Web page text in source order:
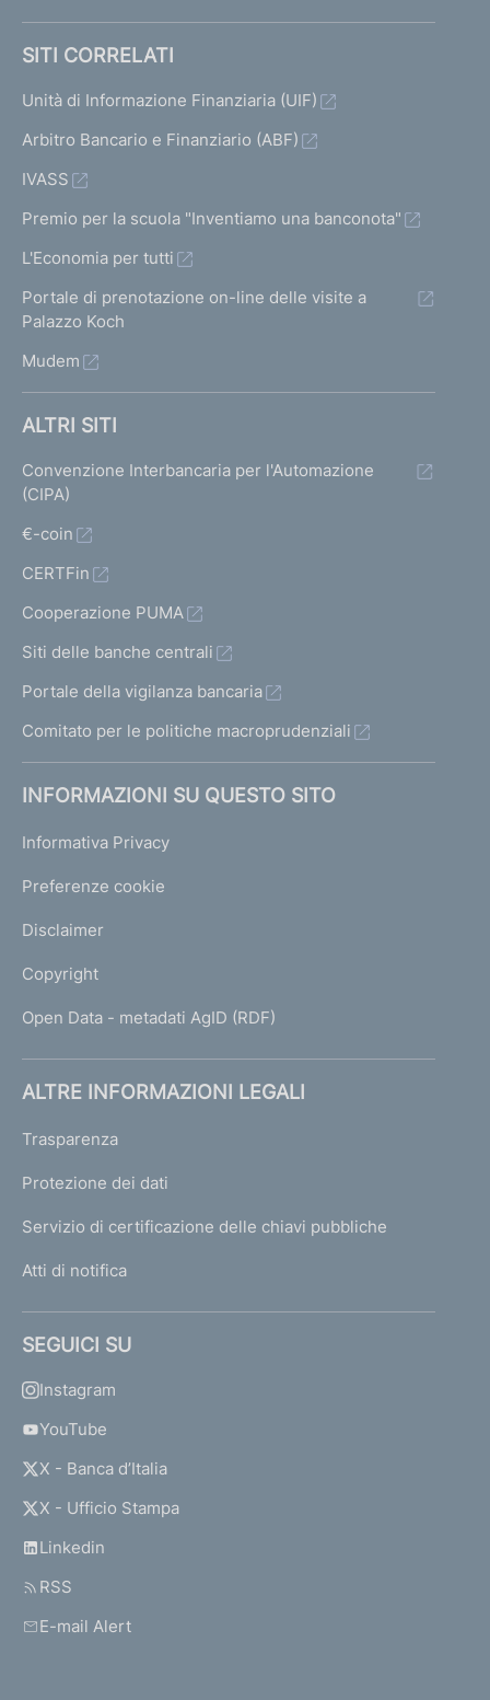
SITI CORRELATI
Unità di Informazione Finanziaria (UIF)
Arbitro Bancario e Finanziario (ABF)
IVASS
Premio per la scuola "Inventiamo una banconota"
L'Economia per tutti
Portale di prenotazione on-line delle visite a
Palazzo Koch
Mudem
ALTRI SITI
Convenzione Interbancaria per l'Automazione
(CIPA)
€-coin
CERTFin
Cooperazione PUMA
Siti delle banche centrali
Portale della vigilanza bancaria
Comitato per le politiche macroprudenziali
INFORMAZIONI SU QUESTO SITO
Informativa Privacy
Preferenze cookie
Disclaimer
Copyright
Open Data - metadati AgID (RDF)
ALTRE INFORMAZIONI LEGALI
Trasparenza
Protezione dei dati
Servizio di certificazione delle chiavi pubbliche
Atti di notifica
SEGUICI SU
Instagram
YouTube
X - Banca d’Italia
X - Ufficio Stampa
Linkedin
RSS
E-mail Alert